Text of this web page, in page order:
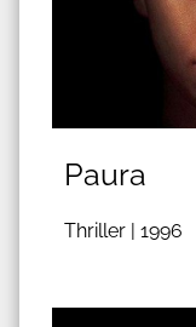
Paura
Thriller | 1996